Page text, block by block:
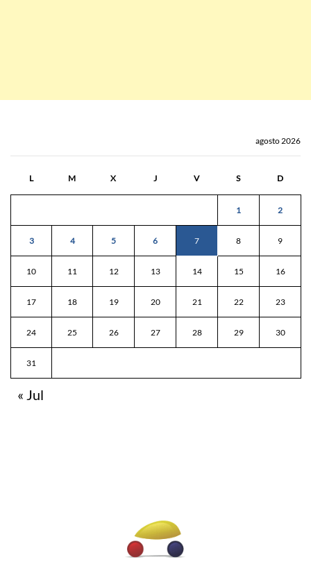
agosto 2026
L M X J V S D
1 2
3 4 5 6 7 8 9
10 11 12 13 14 15 16
17 18 19 20 21 22 23
24 25 26 27 28 29 30
31
« Jul